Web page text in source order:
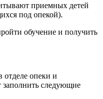
приемных детей
под опекой).
обучение и получить
отделе опеки и
заполнить следующие